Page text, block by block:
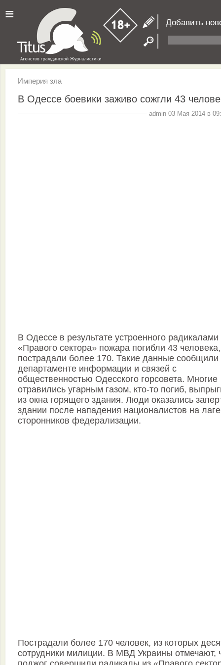
≡ Добавить
Империя зла
В Одессе боевики заживо сожгли 43
admin 03 Мая 2014 в
В Одессе в результате устроенного радикалами
«Правого сектора» пожара погибли 43 человека,
пострадали более 170. Такие данные сообщили
департаменте информации и связей с
общественностью Одесского горсовета. Многие
отравились угарным газом, кто-то погиб,
из окна горящего здания. Люди оказались
здании после нападения националистов на
сторонников федерализации.
Пострадали более 170 человек, из которых
сотрудники милиции. В МВД Украины отмечают,